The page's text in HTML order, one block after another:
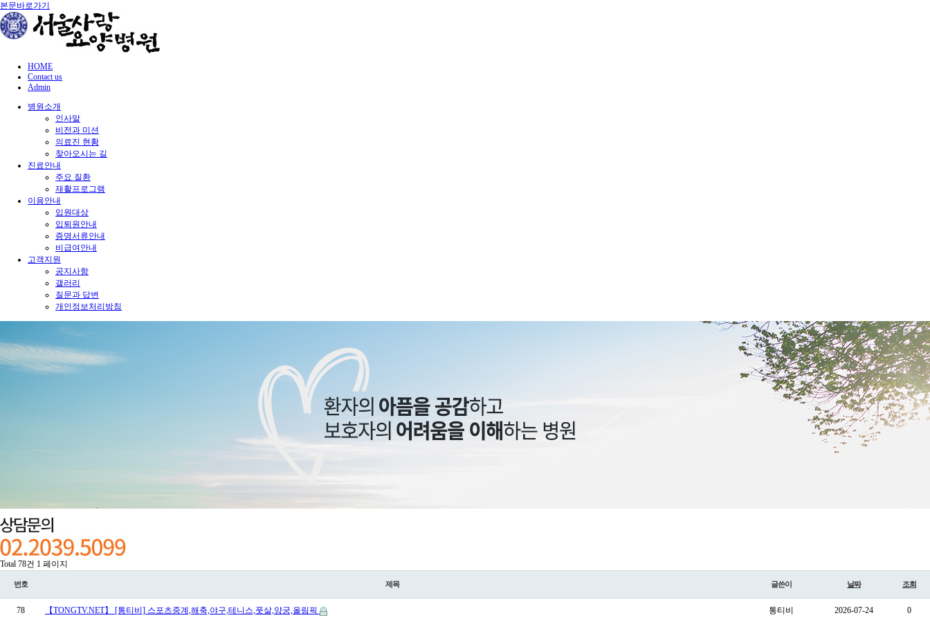
본문바로가기
HOME
Contact us
Admin
병원소개
인사말
비전과 미션
의료진 현황
찾아오시는 길
진료안내
주요 질환
재활프로그램
이용안내
입원대상
입퇴원안내
증명서류안내
비급여안내
고객지원
공지사항
갤러리
질문과 답변
개인정보처리방침
Total 78건 1 페이지
번호 제목 글쓴이 날짜 조회
78 【TONGTV.NET】 [통티비] 스포츠중계,해축,야구,테니스,풋살,양궁,올림픽 통티비 2026-07-24 0